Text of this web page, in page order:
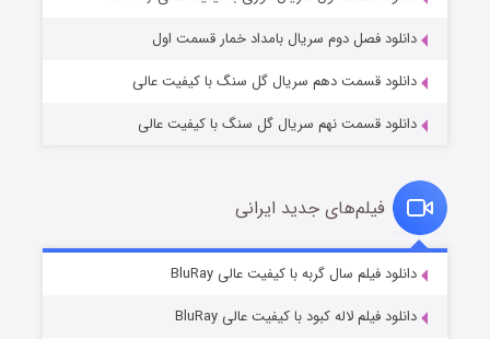
قسمت۷ (زیرنویس) منتشر شد
دانلود فصل دوم سریال بامداد خمار قسمت اول
دانلود قسمت دهم سریال گل سنگ با کیفیت عالی
دانلود قسمت نهم سریال گل سنگ با کیفیت عالی
فیلم‌های جدید ایرانی
دانلود فیلم سال گربه با کیفیت عالی BluRay
دانلود فیلم لاله کبود با کیفیت عالی BluRay